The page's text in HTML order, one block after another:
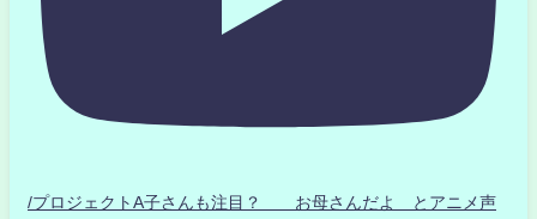
/プロジェクトA子さんも注目？ お母さんだよ とアニメ声